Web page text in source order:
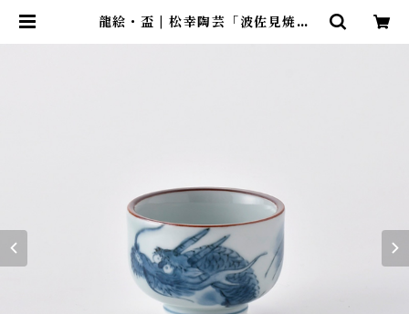
龍絵・盃 | 松幸陶芸「波佐見焼窯